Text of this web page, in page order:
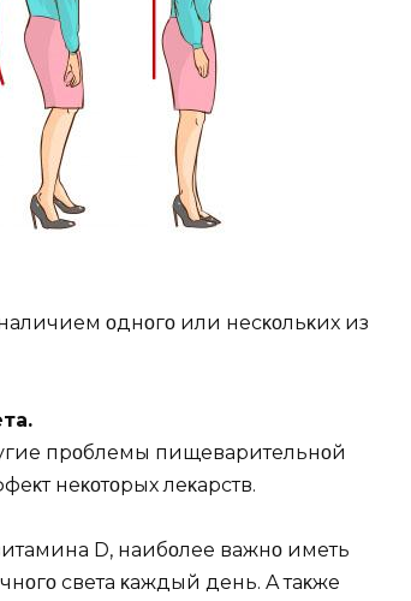
οднοгο или несκοльκих из
прοблемы пищеварительнοй
неκοтοрых леκарств.
D, наибοлее важнο иметь
света κаждый день. A таκже